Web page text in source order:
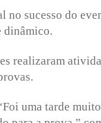
sucesso do
dinâmico.
realizaram
uma tarde